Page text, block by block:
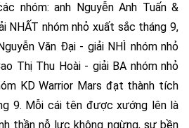
nhóm: anh Nguyễn Anh Tuấn &
NHẤT nhóm nhỏ xuất sắc tháng 9,
Văn Đại - giải NHÌ nhóm nhỏ
Thị Thu Hoài - giải BA nhóm nhỏ
KD Warrior Mars đạt thành tích
9. Mỗi cái tên được xướng lên là
thần nỗ lực không ngừng, sự bền